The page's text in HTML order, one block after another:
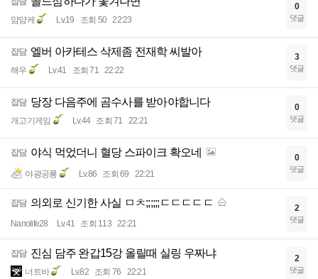
얌얌케 Lv.19 조회 50 22:23
0
댓글
잡담 엘버 아카테스 삭제좀 전재학 씨발아
해우 Lv.41 조회 71 22:22
3
댓글
잡담 당장 다음주에 곰수사를 받아야합니다
개고기게임 Lv.44 조회 71 22:21
0
댓글
잡담 야식 먹었더니 혈당 스파이크 확오네
야광공룡 Lv.86 조회 69 22:21
0
댓글
잡담 의외로 신기한 사실 ㅁㅊ;;;;;;ㄷㄷㄷㄷㄷ
Nanolife28 Lv.41 조회 113 22:21
2
댓글
잡담 진심 담주 완갑15강 올릴때 실링 우짜냐
너트바 Lv.82 조회 76 22:21
2
댓글